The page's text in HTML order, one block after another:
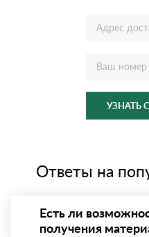
УЗНАТЬ
Ответы на
Есть ли
получения